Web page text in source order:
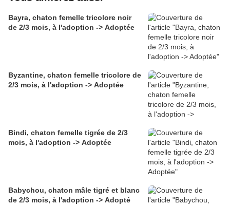
Bayra, chaton femelle tricolore noir
de 2/3 mois, à l'adoption -> Adoptée
Byzantine, chaton femelle tricolore de
2/3 mois, à l'adoption -> Adoptée
Bindi, chaton femelle tigrée de 2/3
mois, à l'adoption -> Adoptée
Babychou, chaton mâle tigré et blanc
de 2/3 mois, à l'adoption -> Adopté